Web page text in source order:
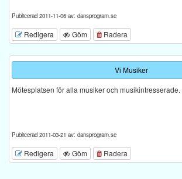
Publicerad 2011-11-06 av: dansprogram.se
Redigera Göm Radera
Vi Musiker
Mötesplatsen för alla musiker och musikintresserade.
Publicerad 2011-03-21 av: dansprogram.se
Redigera Göm Radera